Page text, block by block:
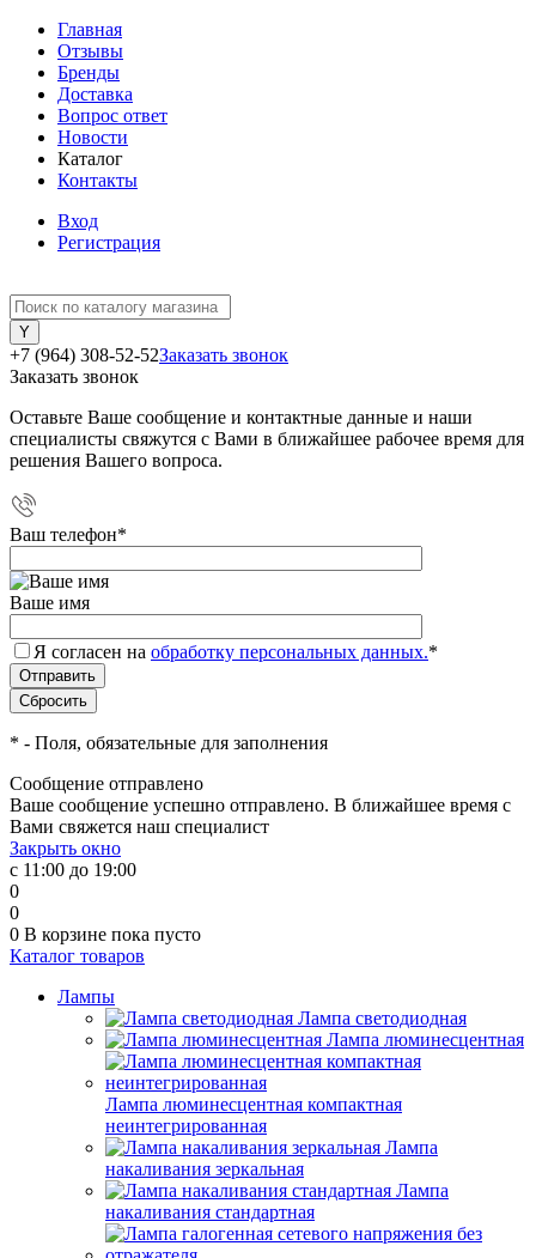
Главная
Отзывы
Бренды
Доставка
Вопрос ответ
Новости
Каталог
Контакты
Вход
Регистрация
+7 (964) 308-52-52Заказать звонок
Заказать звонок
Оставьте Ваше сообщение и контактные данные и наши
специалисты свяжутся с Вами в ближайшее рабочее время для
решения Вашего вопроса.
Ваш телефон*
Ваше имя
Я согласен на обработку персональных данных.*
* - Поля, обязательные для заполнения
Сообщение отправлено
Ваше сообщение успешно отправлено. В ближайшее время с
Вами свяжется наш специалист
Закрыть окно
с 11:00 до 19:00
0
0
0 В корзине пока пусто
Каталог товаров
Лампы
Лампа светодиодная
Лампа люминесцентная
Лампа люминесцентная компактная
неинтегрированная
Лампа
накаливания зеркальная
Лампа
накаливания стандартная